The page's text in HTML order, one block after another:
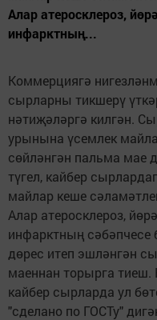
Алар атеросклероз,
инфарктның...
Коммерциягә
сырларны тикшерү
нәтиҗәләргә килгән.
урынына үсемлек
сөйләнгән пальма мае
түгел, кайбер
майлар кеше
Алар атеросклероз,
инфарктның
дөрес итеп эшләнгән
маеннан торырга тиеш.
кайбер сырларда ул
"сделано по ГОСТу"